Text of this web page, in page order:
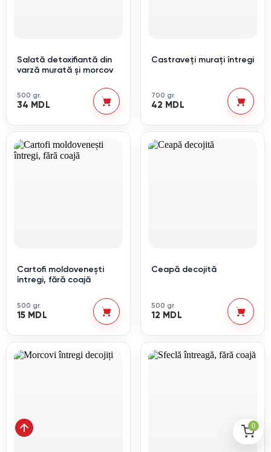
0
Salată detoxifiantă din
varză murată și morcov
500 gr.
34 MDL
Castraveți murați întregi
700 gr.
42 MDL
Cartofi moldovenești
întregi, fără coajă
500 gr.
15 MDL
Ceapă decojită
500 gr.
12 MDL